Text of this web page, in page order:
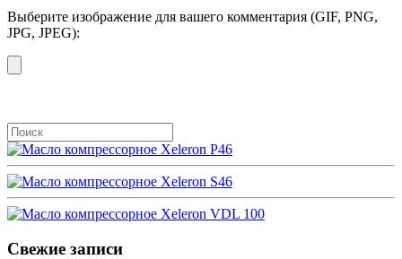
Выберите изображение для вашего комментария (GIF, PNG,
JPG, JPEG):
Свежие записи